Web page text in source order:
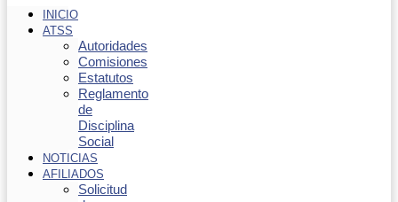
INICIO
ATSS
Autoridades
Comisiones
Estatutos
Reglamento
de
Disciplina
Social
NOTICIAS
AFILIADOS
Solicitud